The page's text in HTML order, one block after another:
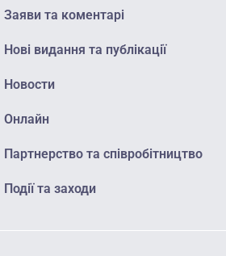
Заяви та коментарі
Нові видання та публікації
Новости
Онлайн
Партнерство та співробітництво
Події та заходи